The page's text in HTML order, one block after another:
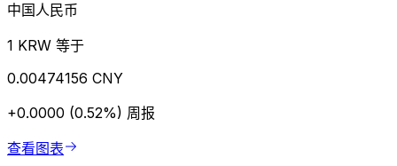
中国人民币
1 KRW 等于
0.00474156 CNY
+0.0000 (0.52%) 周报
查看图表